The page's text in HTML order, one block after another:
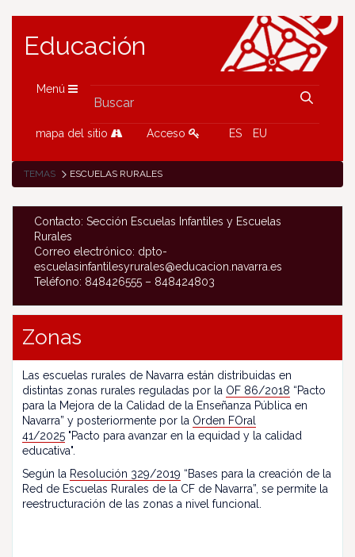
Educación
Menú
mapa del sitio Acceso ES EU
TEMAS ESCUELAS RURALES
Contacto: Sección Escuelas Infantiles y Escuelas
Rurales
Correo electrónico: dpto-
escuelasinfantilesyrurales@educacion.navarra.es
Teléfono: 848426555 – 848424803
Zonas
Las escuelas rurales de Navarra están distribuidas en
distintas zonas rurales reguladas por la OF 86/2018 “Pacto
para la Mejora de la Calidad de la Enseñanza Pública en
Navarra” y posteriormente por la Orden FOral
41/2025 "Pacto para avanzar en la equidad y la calidad
educativa".
Según la Resolución 329/2019 “Bases para la creación de la
Red de Escuelas Rurales de la CF de Navarra”, se permite la
reestructuración de las zonas a nivel funcional.